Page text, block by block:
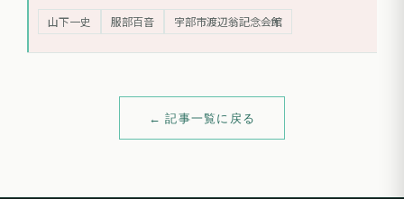
史、ソリストに服部百音（ヴァイオリン）を迎え、日本フィルハーモ
ニー交響楽団と共演。ブラームスの協奏曲と交響曲を演奏する。地域
山下一史 服部百音 宇部市渡辺翁記念会館
← 記事一覧に戻る